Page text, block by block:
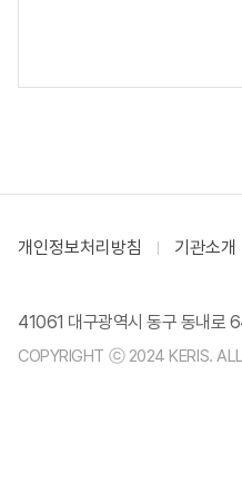
개인정보처리방침 기관소개
41061 대구광역시 동구 동내로
COPYRIGHT ⓒ 2024 KERIS.